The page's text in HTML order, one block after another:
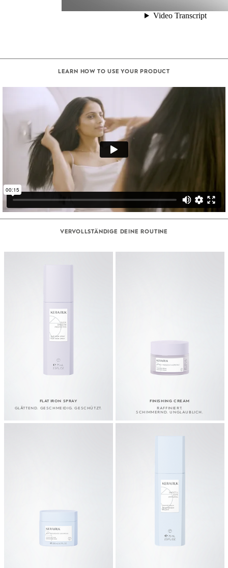
LEARN HOW TO USE YOUR PRODUCT
VERVOLLSTÄNDIGE DEINE ROUTINE
FLAT IRON SPRAY
GLÄTTEND. GESCHMEIDIG. GESCHÜTZT.
FINISHING CREAM
RAFFINIERT.
SCHIMMERND. UNGLAUBLICH.